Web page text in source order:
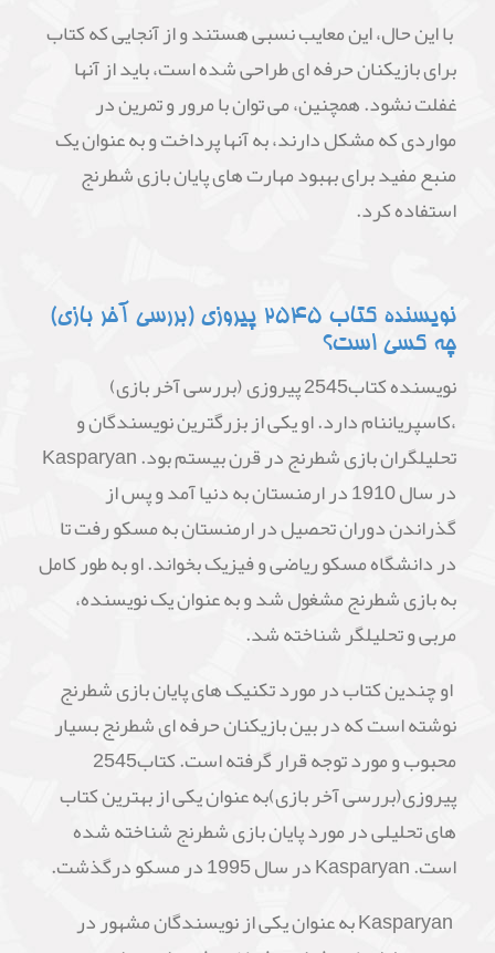
با این حال، این معایب نسبی هستند و از آنجایی که کتاب
برای بازیکنان حرفه ای طراحی شده است، باید از آنها
غفلت نشود. همچنین، می توان با مرور و تمرین در
مواردی که مشکل دارند، به آنها پرداخت و به عنوان یک
منبع مفید برای بهبود مهارت های پایان بازی شطرنج
استفاده کرد.
نویسنده کتاب 2545 پیروزی (بررسی آخر بازی)
چه کسی است؟
نویسنده کتاب2545 پیروزی (بررسی آخر بازی)
،کاسپریاننام دارد. او یکی از بزرگترین نویسندگان و
تحلیلگران بازی شطرنج در قرن بیستم بود. Kasparyan
در سال 1910 در ارمنستان به دنیا آمد و پس از
گذراندن دوران تحصیل در ارمنستان به مسکو رفت تا
در دانشگاه مسکو ریاضی و فیزیک بخواند. او به طور کامل
به بازی شطرنج مشغول شد و به عنوان یک نویسنده،
مربی و تحلیلگر شناخته شد.
او چندین کتاب در مورد تکنیک های پایان بازی شطرنج
نوشته است که در بین بازیکنان حرفه ای شطرنج بسیار
محبوب و مورد توجه قرار گرفته است. کتاب2545
پیروزی(بررسی آخر بازی)به عنوان یکی از بهترین کتاب
های تحلیلی در مورد پایان بازی شطرنج شناخته شده
است. Kasparyan در سال 1995 در مسکو درگذشت.
Kasparyan به عنوان یکی از نویسندگان مشهور در